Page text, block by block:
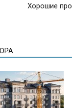
Хорошие